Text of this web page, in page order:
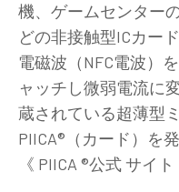
機、ゲームセンター
どの非接触型ICカー
電磁波（NFC電波）
ャッチし微弱電流に
蔵されている超薄型
PIICA®（カード）を
《 PIICA ®︎公式 サイト